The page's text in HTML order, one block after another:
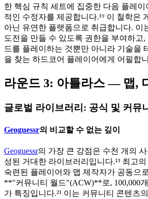
한 핵심 규칙 세트에 집중한 다음 플레이
적인 수정자를 제공합니다.¹⁹ 이 철학은
아닌 유연한 플랫폼으로 취급합니다. 이
도전을 만들 수 있도록 권한을 부여하고,
드를 플레이하는 것뿐만 아니라 기술을
을 찾는 하드코어 플레이어에게 어필합
라운드 3: 아틀라스 — 맵,
글로벌 라이브러리: 공식 및 커뮤
Geoguessr의 비교할 수 없는 깊이
Geoguessr의 가장 큰 강점은 수천 개의
성된 거대한 라이브러리입니다.¹³ 최고
숙련된 플레이어와 맵 제작자가 공동으
**"커뮤니티 월드"(ACW)**로, 100,000
가 특징입니다.²¹ 이는 커뮤니티 콘텐츠